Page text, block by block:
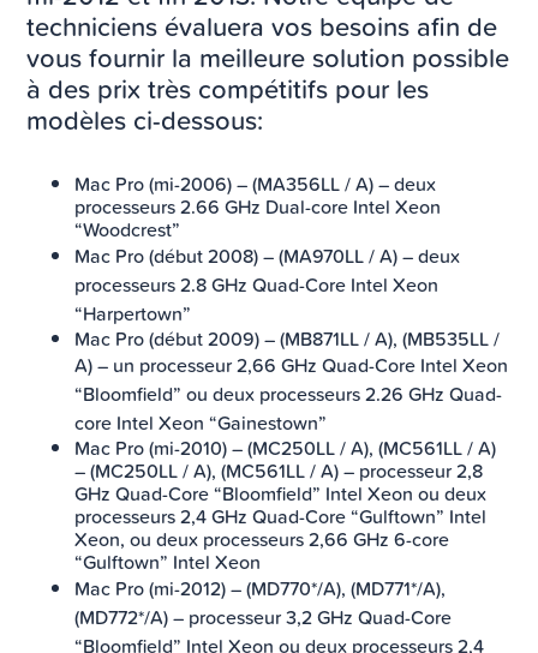
techniciens évaluera vos besoins afin de
vous fournir la meilleure solution possible
à des prix très compétitifs pour les
modèles ci-dessous:
Mac Pro (mi-2006) – (MA356LL / A) – deux
processeurs 2.66 GHz Dual-core Intel Xeon
“Woodcrest”
Mac Pro (début 2008) – (MA970LL / A) –deux
processeurs 2.8 GHz Quad-Core Intel Xeon
“Harpertown”
Mac Pro (début 2009) – (MB871LL / A), (MB535LL /
A)– un processeur 2,66 GHz Quad-Core Intel Xeon
“Bloomfield” ou deux processeurs 2.26 GHz Quad-
core Intel Xeon “Gainestown”
Mac Pro (mi-2010) – (MC250LL / A), (MC561LL / A)
– (MC250LL / A), (MC561LL / A) – processeur 2,8
GHz Quad-Core “Bloomfield” Intel Xeon ou deux
processeurs 2,4 GHz Quad-Core “Gulftown” Intel
Xeon, ou deux processeurs 2,66 GHz 6-core
“Gulftown” Intel Xeon
Mac Pro (mi-2012) – (MD770*/A), (MD771*/A),
(MD772*/A) – processeur 3,2 GHz Quad-Core
“Bloomfield” Intel Xeon ou deux processeurs 2,4